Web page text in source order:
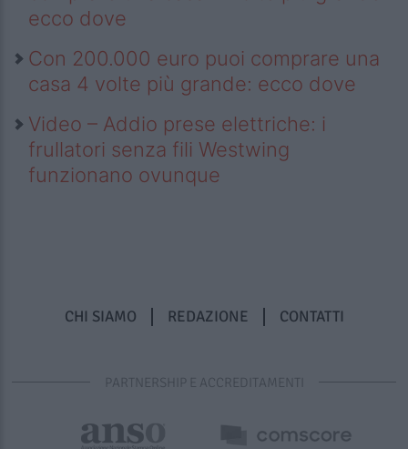
ecco dove
Con 200.000 euro puoi comprare una
casa 4 volte più grande: ecco dove
Video – Addio prese elettriche: i
frullatori senza fili Westwing
funzionano ovunque
CHI SIAMO REDAZIONE CONTATTI
PARTNERSHIP E ACCREDITAMENTI